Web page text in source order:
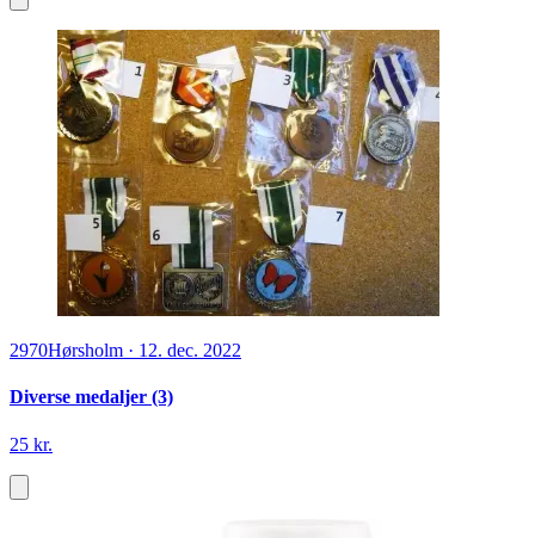
2970Hørsholm · 12. dec. 2022
Diverse medaljer (3)
25 kr.